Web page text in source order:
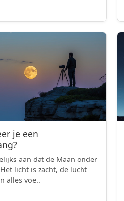
je een
aan dat de Maan onder
licht is zacht, de lucht
alles voe...